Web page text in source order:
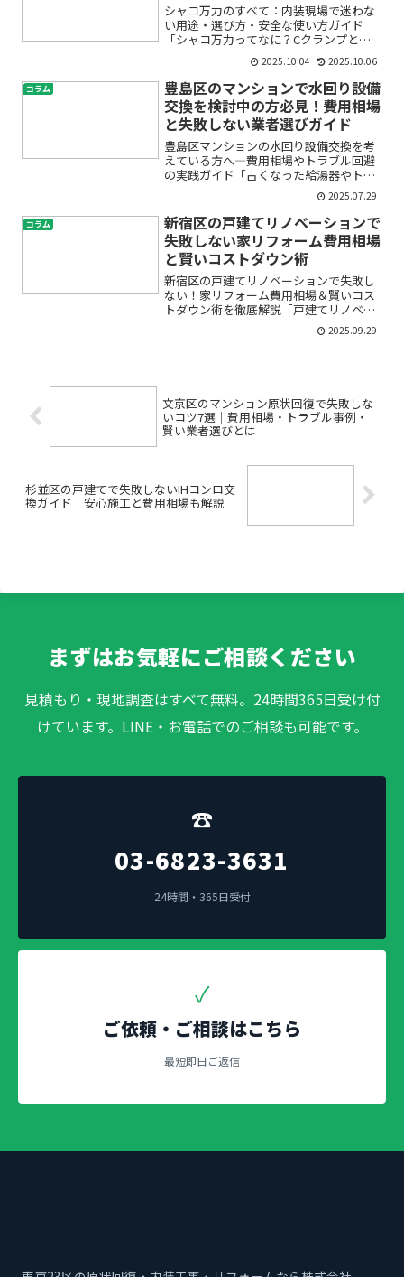
シャコ万力のすべて：内装現場で迷わな
い用途・選び方・安全な使い方ガイド
「シャコ万力ってなに？Cクランプと同
じ？内装のどんな場面で使うの？」——
そんなモヤモヤをすっきり解消します。
この記事は、建設内装の現場でよく飛び
交うワード「シャコ万力」を...
2025.10.04 2025.10.06
コラム
豊島区のマンションで水回り設備
交換を検討中の方必見！費用相場
と失敗しない業者選びガイド
豊島区マンションの水回り設備交換を考
えている方へ―費用相場やトラブル回避
の実践ガイド「古くなった給湯器やトイ
レ、キッチンの使い勝手が悪くなってき
た」「マンションの水回りリフォームっ
て、どれくらいお金がかかるの？」と悩
んでいませんか？水回りの...
2025.07.29
コラム
新宿区の戸建てリノベーションで
失敗しない家リフォーム費用相場
と賢いコストダウン術
新宿区の戸建てリノベーションで失敗し
ない！家リフォーム費用相場＆賢いコス
トダウン術を徹底解説「戸建てリノベー
ションをしたいけど、費用はどれくらい
かかるの？」「予算内で理想の住まいに
2025.09.29
文京区のマンション原状回復で失敗しな
いコツ7選｜費用相場・トラブル事例・
賢い業者選びとは
杉並区の戸建てで失敗しないIHコンロ交
換ガイド｜安心施工と費用相場も解説
まずはお気軽にご相談ください
見積もり・現地調査はすべて無料。24時間365日受け付
けています。LINE・お電話でのご相談も可能です。
☎
03-6823-3631
24時間・365日受付
✓
ご依頼・ご相談はこちら
最短即日ご返信